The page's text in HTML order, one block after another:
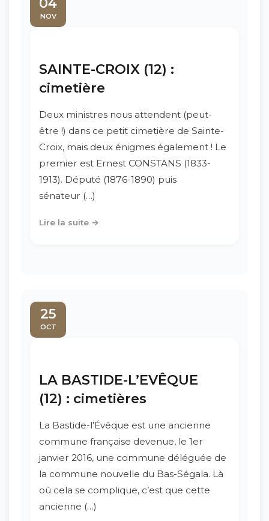
NOV
SAINTE-CROIX (12) :
cimetière
Deux ministres nous attendent (peut-
être !) dans ce petit cimetière de Sainte-
Croix, mais deux énigmes également ! Le
premier est Ernest CONSTANS (1833-
1913). Député (1876-1890) puis
sénateur (…)
Lire la suite →
25
OCT
LA BASTIDE-L’EVÊQUE
(12) : cimetières
La Bastide-l’Évêque est une ancienne
commune française devenue, le 1er
janvier 2016, une commune déléguée de
la commune nouvelle du Bas-Ségala. Là
où cela se complique, c’est que cette
ancienne (…)